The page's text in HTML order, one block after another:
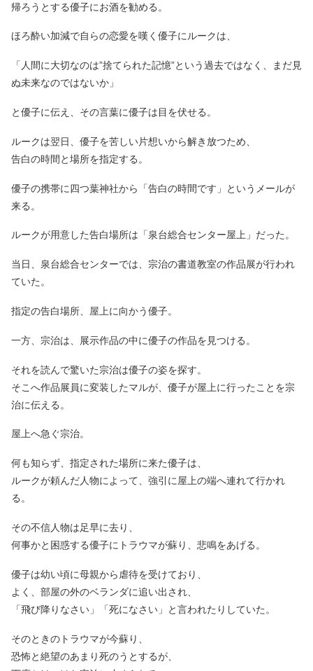
帰ろうとする優子にお酒を勧める。
ほろ酔い加減で自らの恋愛を嘆く優子にルークは、
「人間に大切なのは”捨てられた記憶”という過去ではなく、まだ見
ぬ未来なのではないか」
と優子に伝え、その言葉に優子は目を伏せる。
ルークは翌日、優子を苦しい片想いから解き放つため、
告白の時間と場所を指定する。
優子の携帯に四つ葉神社から「告白の時間です」というメールが
来る。
ルークが用意した告白場所は「泉台総合センター屋上」だった。
当日、泉台総合センターでは、宗治の書道教室の作品展が行われ
ていた。
指定の告白場所、屋上に向かう優子。
一方、宗治は、展示作品の中に優子の作品を見つける。
それを読んで驚いた宗治は優子の姿を探す。
そこへ作品展員に変装したマルが、優子が屋上に行ったことを宗
治に伝える。
屋上へ急ぐ宗治。
何も知らず、指定された場所に来た優子は、
ルークが頼んだ人物によって、強引に屋上の端へ連れて行かれ
る。
その不信人物は足早に去り、
何事かと困惑する優子にトラウマが蘇り、悲鳴をあげる。
優子は幼い頃に母親から虐待を受けており、
よく、部屋の外のベランダに追い出され、
「飛び降りなさい」「死になさい」と言われたりしていた。
そのときのトラウマが今蘇り、
恐怖と絶望のあまり死のうとするが、